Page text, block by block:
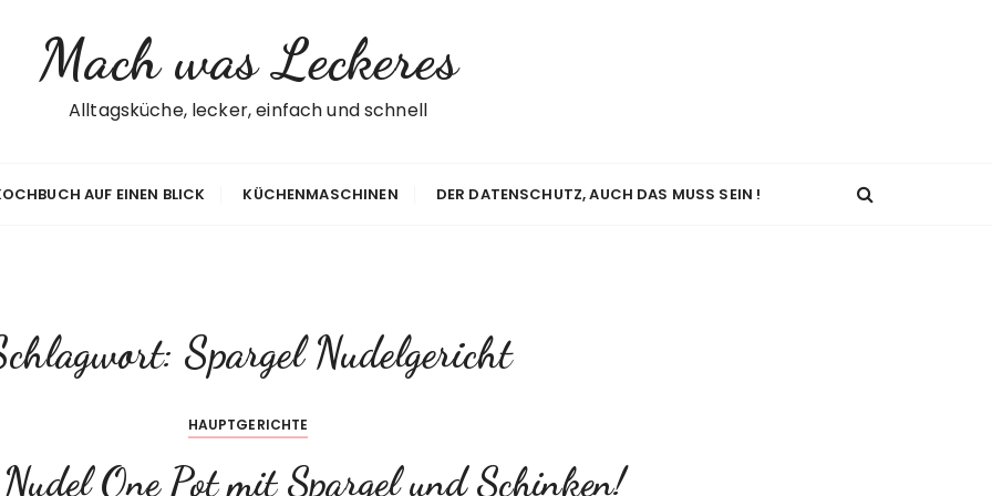
Mach was Leckeres
Alltagsküche, lecker, einfach und schnell
AUF EINEN BLICK KÜCHENMASCHINEN DER DATENSCHUTZ, AUCH DAS MUSS SEIN !
Spargel Nudelgericht
HAUPTGERICHTE
One Pot mit Spargel und Schinken!